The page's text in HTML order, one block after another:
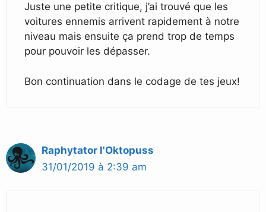
Juste une petite critique, j’ai trouvé que les
voitures ennemis arrivent rapidement à notre
niveau mais ensuite ça prend trop de temps
pour pouvoir les dépasser.
Bon continuation dans le codage de tes jeux!
Raphytator l'Oktopuss
31/01/2019 à 2:39 am